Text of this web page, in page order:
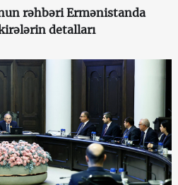
rəhbəri Ermənistanda
detalları